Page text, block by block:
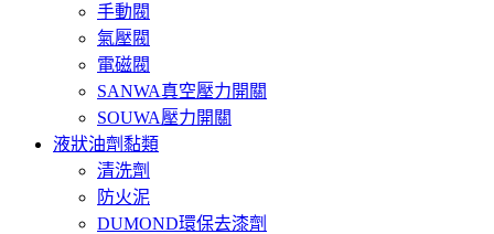
手動閥
氣壓閥
電磁閥
SANWA真空壓力開關
SOUWA壓力開關
液狀油劑黏類
清洗劑
防火泥
DUMOND環保去漆劑